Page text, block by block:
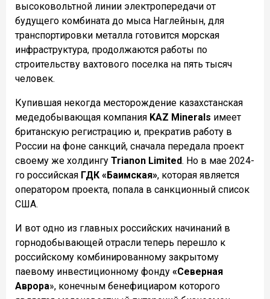
высоковольтной линии электропередачи от
будущего комбината до мыса Наглейнын, для
транспортировки металла готовится морская
инфраструктура, продолжаются работы по
строительству вахтового поселка на пять тысяч
человек.
Купившая некогда месторождение казахстанская
медедобывающая компания KAZ Minerals имеет
британскую регистрацию и, прекратив работу в
России на фоне санкций, сначала передала проект
своему же холдингу Trianon Limited. Но в мае 2024-
го российская ГДК «Баимская», которая является
оператором проекта, попала в санкционный список
США.
И вот одно из главных российских начинаний в
горнодобывающей отрасли теперь перешло к
российскому комбинированному закрытому
паевому инвестиционному фонду «Северная
Аврора», конечным бенефициаром которого